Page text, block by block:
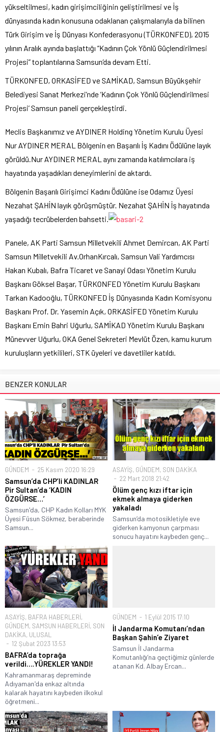
yükseltilmesi, kadın girişimciliğinin geliştirilmesi ve İş
dünyasında kadın konusuna odaklanan çalışmalarıyla da bilinen
Türk Girişim ve İş Dünyası Konfederasyonu (TÜRKONFED), 2015
yılının Aralık ayında başlattığı “Kadının Çok Yönlü Güçlendirilmesi
Projesi” toplantılarına Samsun’da devam Etti.
TÜRKONFED, ORKASİFED ve SAMİKAD, Samsun Büyükşehir
Belediyesi Sanat Merkezi’nde ‘Kadının Çok Yönlü Güçlendirilmesi
Projesi’ Samsun paneli gerçekleştirdi.
Meclis Başkanımız ve AYDINER Holding Yönetim Kurulu Üyesi
Nur AYDINER MERAL Bölgenin en Başarılı İş Kadını Ödülüne layık
görüldü.Nur AYDINER MERAL aynı zamanda katılımcılara iş
hayatında yaşadıkları deneyimlerini de aktardı.
Bölgenin Başarılı Girişimci Kadını Ödülüne ise Odamız Üyesi
Nezahat ŞAHİN layık görüşmüştür. Nezahat ŞAHİN İş hayatında
yaşadığı tecrübelerden bahsetti.
Panele, AK Parti Samsun Milletvekili Ahmet Demircan, AK Parti
Samsun Milletvekili Av.OrhanKırcalı, Samsun Vali Yardımcısı
Hakan Kubalı, Bafra Ticaret ve Sanayi Odası Yönetim Kurulu
Başkanı Göksel Başar, TÜRKONFED Yönetim Kurulu Başkanı
Tarkan Kadooğlu, TÜRKONFED İş Dünyasında Kadın Komisyonu
Başkanı Prof. Dr. Yasemin Açık, ORKASİFED Yönetim Kurulu
Başkanı Emin Bahri Uğurlu, SAMİKAD Yönetim Kurulu Başkanı
Münevver Uğurlu, OKA Genel Sekreteri Mevlüt Özen, kamu kurum
kuruluşların yetkilileri, STK üyeleri ve davetliler katıldı.
BENZER KONULAR
GÜNDEM 25 Kasım 2020 16:29
Samsun’da CHP’li KADINLAR
Pir Sultan’da ‘KADIN
ÖZGÜRSE…’
Samsun'da, CHP Kadın Kolları MYK
Üyesi Füsun Sökmez, beraberinde
Samsun...
ASAYİŞ, GÜNDEM, SON DAKİKA
22 Mart 2018 21:42
Ölüm genç kızı iftar için
ekmek almaya giderken
yakaladı
Samsun’da motosikletiyle eve
giderken kamyonun çarpması
sonucu hayatını kaybeden genç...
ASAYİŞ, BAFRA HABERLERİ,
GÜNDEM, SAMSUN HABERLERİ, SON
DAKİKA, ULUSAL
12 Şubat 2023 13:53
BAFRA’da toprağa
verildi….YÜREKLER YANDI!
Kahramanmaraş depreminde
Adıyaman'da enkaz altında
kalarak hayatını kaybeden ilkokul
öğretmeni...
GÜNDEM 1 Eylül 2015 17:10
İl Jandarma Komutanı’ndan
Başkan Şahin’e Ziyaret
Samsun İl Jandarma
Komutanlığı’na geçtiğimiz günlerde
atanan Kd. Albay Ercan...